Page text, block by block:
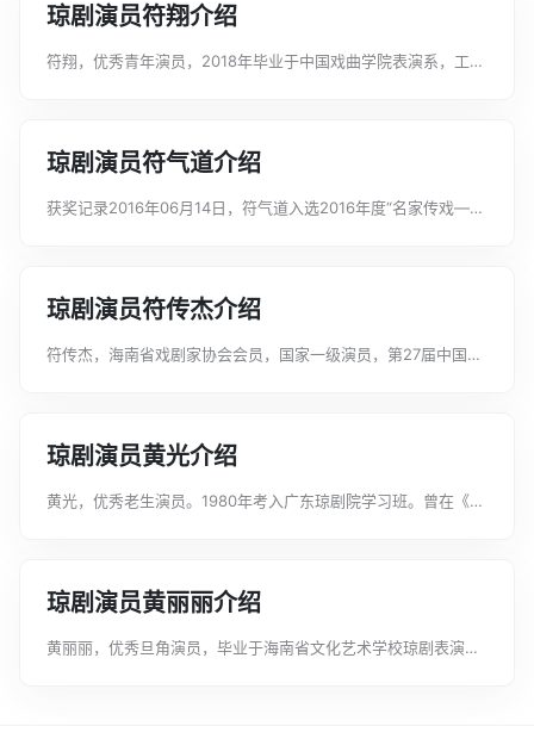
琼剧演员符翔介绍
符翔，优秀青年演员，2018年毕业于中国戏曲学院表演系，工文
琼剧演员符气道介绍
获奖记录2016年06月14日，符气道入选2016年度“名家传戏——
琼剧演员符传杰介绍
符传杰，海南省戏剧家协会会员，国家一级演员，第27届中国戏
琼剧演员黄光介绍
黄光，优秀老生演员。1980年考入广东琼剧院学习班。曾在《凤
琼剧演员黄丽丽介绍
黄丽丽，优秀旦角演员，毕业于海南省文化艺术学校琼剧表演专